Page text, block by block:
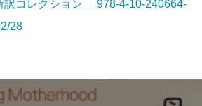
訳コレクション 978-4-10-240664-
28